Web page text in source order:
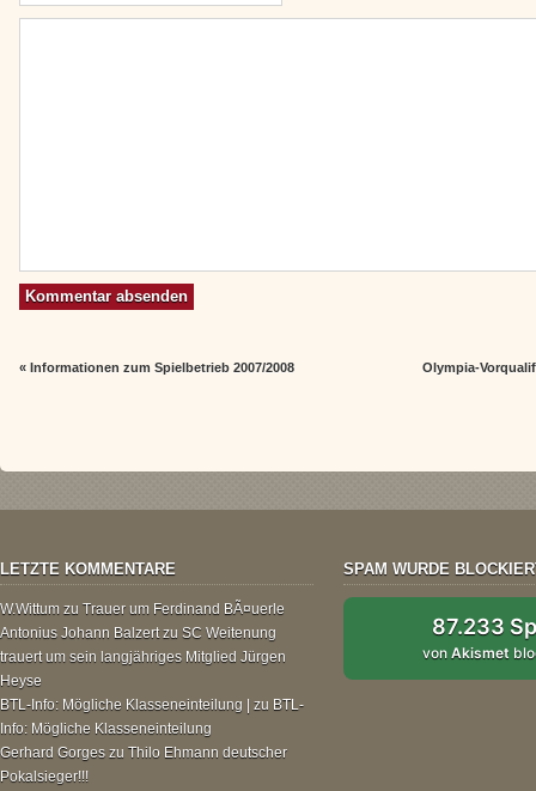
« Informationen zum Spielbetrieb 2007/2008 Olympia-
LETZTE KOMMENTARE
W.Wittum zu Trauer um Ferdinand BÃ¤uerle
Antonius Johann Balzertzu SC Weitenung
trauert um sein langjähriges Mitglied Jürgen
Heyse
BTL-Info: Mögliche Klasseneinteilung |
zu BTL-
Info: Mögliche Klasseneinteilung
Gerhard Gorges zu Thilo Ehmann deutscher
Pokalsieger!!!
SPAM WURDE
87.233
vonAkismet